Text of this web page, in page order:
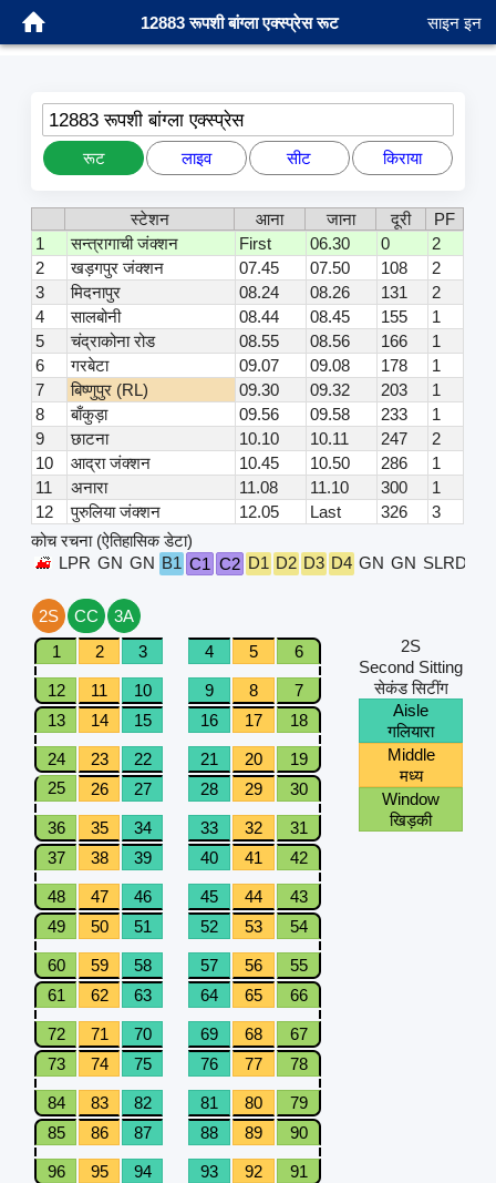
12883 रूपशी बांग्ला एक्स्प्रेस रूट साइन इन
12883 रूपशी बांग्ला एक्स्प्रेस
रूट लाइव सीट किराया
स्टेशन आना जाना दूरी
PF
1
सन्त्रागाची जंक्शन First 06.30 0
2
2
खड़गपुर जंक्शन 07.45 07.50 108
2
3
मिदनापुर 08.24 08.26 131
2
4
सालबोनी 08.44 08.45 155
1
5
चंद्राकोना रोड 08.55 08.56 166
1
6
गरबेटा 09.07 09.08 178
1
7
बिष्णुपुर (RL) 09.30 09.32 203
1
8
बाँकुड़ा 09.56 09.58 233
1
9
छाटना 10.10 10.11 247
2
10
आद्रा जंक्शन 10.45 10.50 286
1
11
अनारा 11.08 11.10 300
1
12
पुरुलिया जंक्शन 12.05 Last 326
3
कोच रचना (ऐतिहासिक डेटा)
LPR GN GN B1 C1 C2 D1 D2 D3 D4 GN GN SLRD
2S CC
3A
1
2 3 4 5 6
12 11 10 9 8
7
13
14 15 16 17 18
24 23 22 21 20
19
25
26 27 28 29 30
36 35 34 33 32
31
37
38 39 40 41 42
48 47 46 45 44
43
49
50 51 52 53 54
60 59 58 57 56
55
61
62 63 64 65 66
72 71 70 69 68
67
73
74 75 76 77 78
84 83 82 81 80
79
85
86 87 88 89 90
96 95 94 93 92
91
2S
Second Sitting
सेकंड सिटींग
Aisle
गलियारा
Middle
मध्य
Window
खिड़की